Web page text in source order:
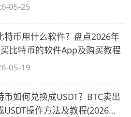
05-25
特币用什么软件？盘点2026年
比特币的软件App及购买教程
05-19
币如何兑换成USDT？BTC卖出
USDT操作方法及教程(2026最